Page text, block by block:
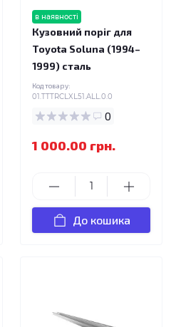
в наявності
Кузовний поріг для
Toyota Soluna (1994–
1999) сталь
Код товару:
01.TTTRCLXL51.ALL.0.0
0
1 000.00 грн.
До кошика